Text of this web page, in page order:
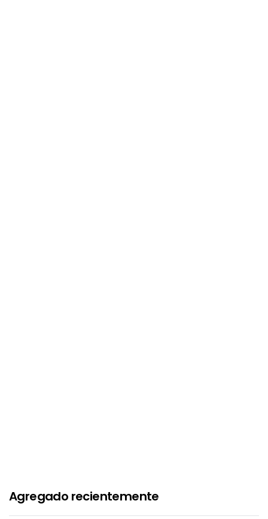
Agregado recientemente